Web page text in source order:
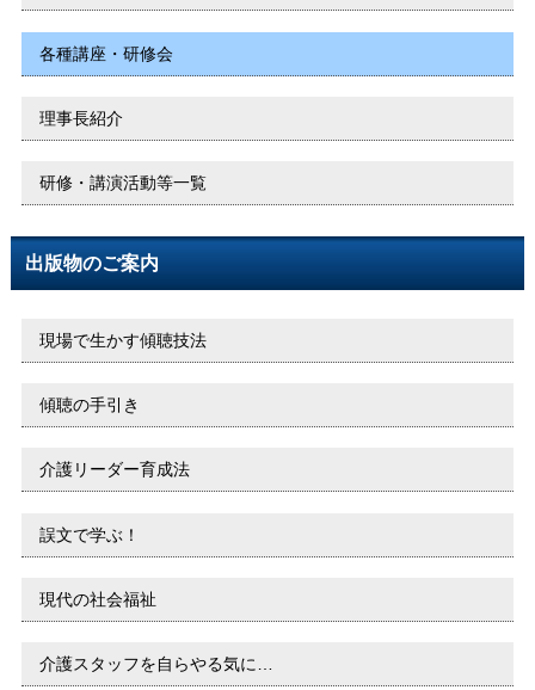
各種講座・研修会
理事長紹介
研修・講演活動等一覧
出版物のご案内
現場で生かす傾聴技法
傾聴の手引き
介護リーダー育成法
誤文で学ぶ！
現代の社会福祉
介護スタッフを自らやる気に…